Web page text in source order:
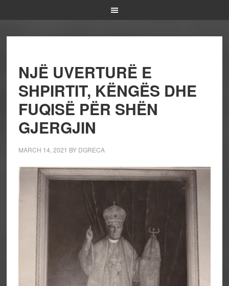
NJË UVERTURË E
SHPIRTIT, KËNGËS DHE
FUQISË PËR SHËN
GJERGJIN
MARCH 14, 2021 BY DGRECA